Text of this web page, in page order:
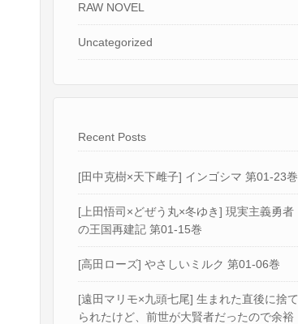
RAW NOVEL
Uncategorized
Recent Posts
[田中克樹×天下雌子] インゴシマ 第01-23巻
[上田悟司×どぜう丸×冬ゆき] 現実主義勇者
の王国再建記 第01-15巻
[高田ローズ] やさしいミルク 第01-06巻
[遠田マリモ×九頭七尾] 生まれた直後に捨て
られたけど、前世が大賢者だったので余裕